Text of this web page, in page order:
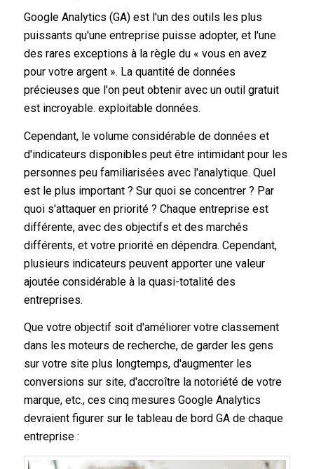
Google Analytics (GA) est l'un des outils les plus
puissants qu'une entreprise puisse adopter, et l'une
des rares exceptions à la règle du « vous en avez
pour votre argent ». La quantité de données
précieuses que l'on peut obtenir avec un outil gratuit
est incroyable. exploitabledonnées.
Cependant, le volume considérable de données et
d'indicateurs disponibles peut être intimidant pour les
personnes peu familiarisées avec l'analytique. Quel
est le plus important ? Sur quoi se concentrer ? Par
quoi s'attaquer en priorité ? Chaque entreprise est
différente, avec des objectifs et des marchés
différents, et votre priorité en dépendra. Cependant,
plusieurs indicateurs peuvent apporter une valeur
ajoutée considérable à la quasi-totalité des
entreprises.
Que votre objectif soit d'améliorer votre classement
dans les moteurs de recherche, de garder les gens
sur votre site plus longtemps, d'augmenter les
conversions sur site, d'accroître la notoriété de votre
marque, etc., ces cinq mesures Google Analytics
devraient figurer sur le tableau de bord GA de chaque
entreprise :